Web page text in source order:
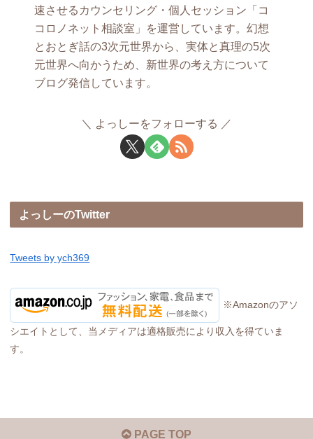
速させるカウンセリング・個人セッション「コ
コロノネット相談室」を運営しています。幻想
とおとぎ話の3次元世界から、実体と真理の5次
元世界へ向かうため、新世界の考え方について
ブログ発信しています。
よっしーをフォローする
よっしーのTwitter
Tweets by ych369
※Amazonのアソ
シエイトとして、当メディアは適格販売により収入を得ていま
す。
PAGE TOP